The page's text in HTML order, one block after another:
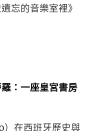
忘的音樂室裡》
：一座皇宮書房
）在西班牙歷史與